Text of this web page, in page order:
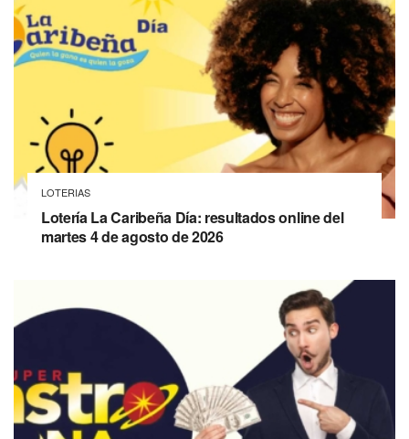
LOTERIAS
Lotería La Caribeña Día: resultados online del
martes 4 de agosto de 2026